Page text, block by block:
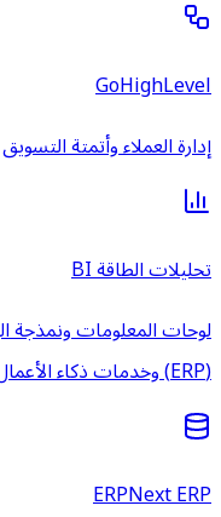
GoHighLevel
إدارة العملاء وأتمتة التسويق
تحليلات الطاقة BI
لوحات المعلومات ونمذجة
(ERP) وخدمات ذكاء الأعمال المُدارة.
ERPNext ERP